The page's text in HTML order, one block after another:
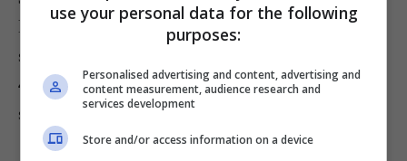
la padellata di patate e salsiccia. Sbattete le uova,
salatele e pepatele, versate quindi nella tortiera.
4
Infornate lafrittataper 20 minuti a 180°, poi
sfornate e servite a cubetti.
use your personal data for the following
purposes:
Personalised advertising and content, advertising and
content measurement, audience research and
services development
Store and/or access information on a device